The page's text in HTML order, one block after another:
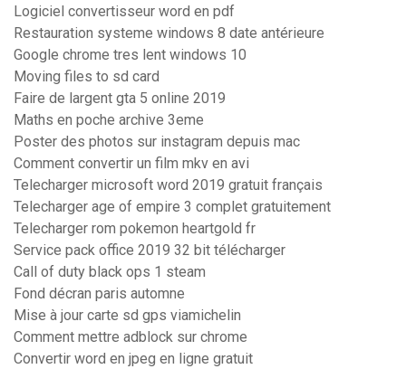
Logiciel convertisseur word en pdf
Restauration systeme windows 8 date antérieure
Google chrome tres lent windows 10
Moving files to sd card
Faire de largent gta 5 online 2019
Maths en poche archive 3eme
Poster des photos sur instagram depuis mac
Comment convertir un film mkv en avi
Telecharger microsoft word 2019 gratuit français
Telecharger age of empire 3 complet gratuitement
Telecharger rom pokemon heartgold fr
Service pack office 2019 32 bit télécharger
Call of duty black ops 1 steam
Fond décran paris automne
Mise à jour carte sd gps viamichelin
Comment mettre adblock sur chrome
Convertir word en jpeg en ligne gratuit